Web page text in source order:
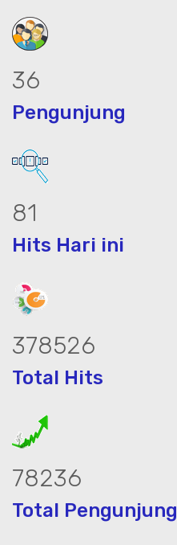
44
Pengunjung
100
Hits Hari ini
466754
Total Hits
97485
Total Pengunjung